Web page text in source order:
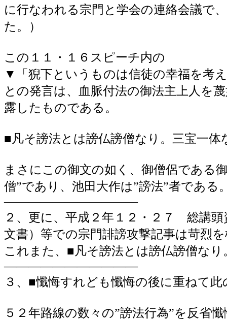
に行なわれる宗門と学会の連絡会議で
た。）
この１１・１６スピーチ内の
▼「猊下というものは信徒の幸福を考
との発言は、血脈付法の御法主上人を
露したものである。
■凡そ謗法とは謗仏謗僧なり。三宝一体
まさにこの御文の如く、御僧侶である
僧”であり、池田大作は”謗法”者である
―――――――――――
２、更に、平成２年１２・２７ 総講
文書）等での宗門誹謗攻撃記事は苛烈
これまた、■凡そ謗法とは謗仏謗僧な
―――――――――――
３、■懺悔すれども懺悔の後に重ねて
５２年路線の数々の”謗法行為”を反省